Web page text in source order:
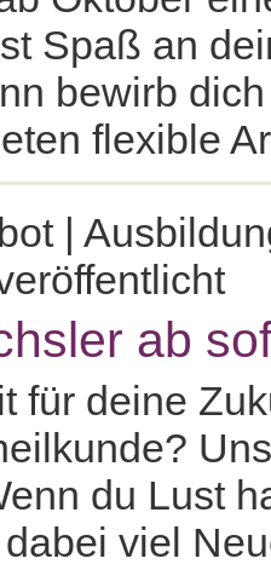
Spaß an
bewirb
flexible
|
ab
für deine
du Lust
viel